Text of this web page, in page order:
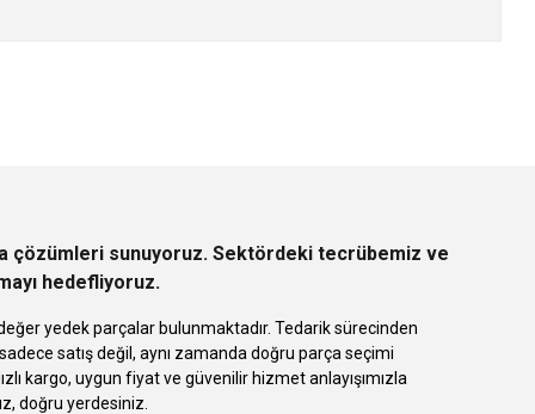
çözümleri sunuyoruz. Sektördeki tecrübemiz ve
hedefliyoruz.
yedek parçalar bulunmaktadır. Tedarik sürecinden
satış değil, aynı zamanda doğru parça seçimi
kargo, uygun fiyat ve güvenilir hizmet anlayışımızla
doğru yerdesiniz.